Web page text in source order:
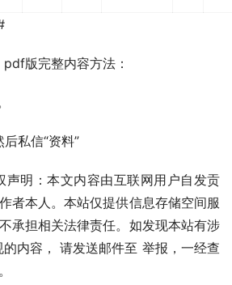
版完整内容方法：
私信“资料”
明：本文内容由互联网用户自发贡
者本人。本站仅提供信息存储空间服
承担相关法律责任。如发现本站有涉
内容， 请发送邮件至 举报，一经查